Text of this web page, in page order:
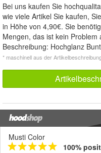
Bei uns kaufen Sie
wie viele Artikel Sie kaufen,
in Höhe von 4,90€. Sie
Mengen, das ist kein
Beschreibung: Hochglanz
* maschinell aus der
Musti Color
100%